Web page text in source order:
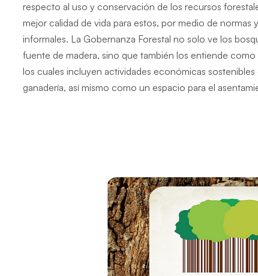
respecto al uso y conservación de los recursos
mejor calidad de vida para estos, por medio de normas
informales. La Gobernanza Forestal no solo ve los
fuente de madera, sino que también los entiende
los cuales incluyen actividades económicas
ganadería, así mismo como un espacio para el